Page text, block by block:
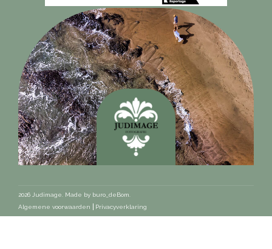
2026 Judimage. Made by buro_deBom
Algemene voorwaarden
Privacyverklaring